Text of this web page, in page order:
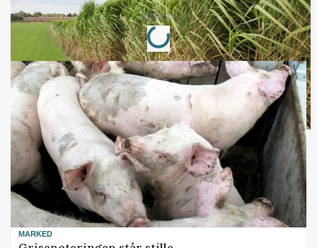
Annonce
Loading...
MARKED